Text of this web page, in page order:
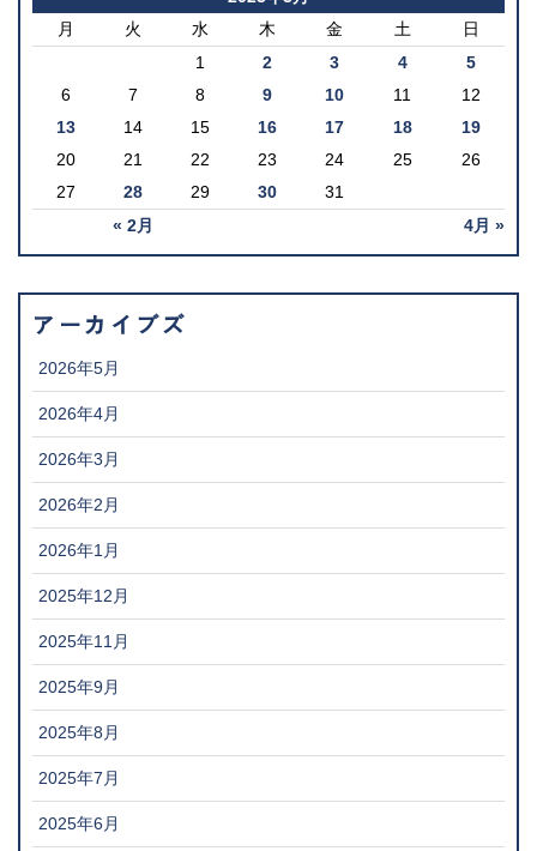
月
火 水 木 金 土 日
« 2月 4月 »
1 2 3 4
5
6
7 8 9 10 11
12
13
14 15 16 17 18
19
20
21 22 23 24 25
26
27
28 29 30 31
アーカイブズ
2026年5月
2026年4月
2026年3月
2026年2月
2026年1月
2025年12月
2025年11月
2025年9月
2025年8月
2025年7月
2025年6月